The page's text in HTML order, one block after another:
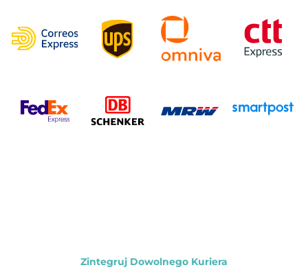
Zintegruj Dowolnego Kuriera